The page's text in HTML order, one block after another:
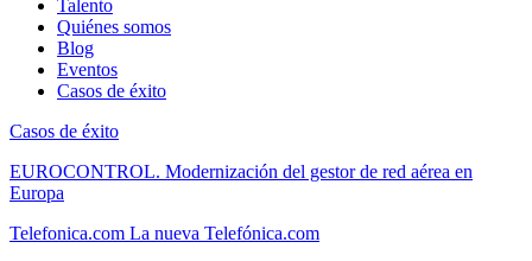
Talento
Quiénes somos
Blog
Eventos
Casos de éxito
Casos de éxito
EUROCONTROL. Modernización del gestor de red aérea en
Europa
Telefonica.com La nueva Telefónica.com